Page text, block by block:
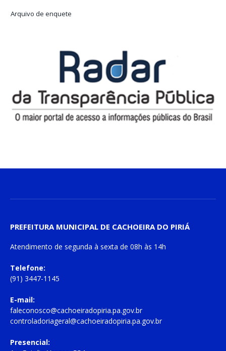
Arquivo de enquete
PREFEITURA MUNICIPAL DE CACHOEIRA DO PIRIÁ
Atendimento de segunda à sexta de 08h às 14h
Telefone:
(91) 3447-1145
E-mail:
faleconosco@cachoeiradopiria.pa.gov.br
controladoriageral@cachoeiradopiria.pa.gov.br
Presencial: